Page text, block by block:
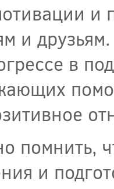
и
и
в
помнить,
и